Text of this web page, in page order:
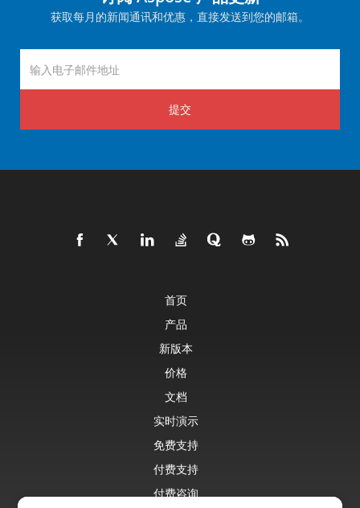
获取每月的新闻通讯和优惠，直接发送到您的邮箱。
提交
首页
产品
新版本
价格
文档
实时演示
免费支持
付费支持
付费咨询